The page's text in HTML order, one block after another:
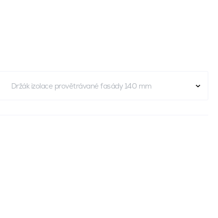
Držák izolace provětrávané fasády 140 mm